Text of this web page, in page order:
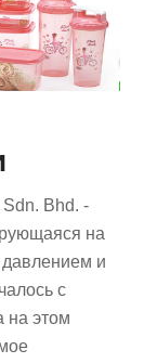
Bhd. -
на
и
с
на этом